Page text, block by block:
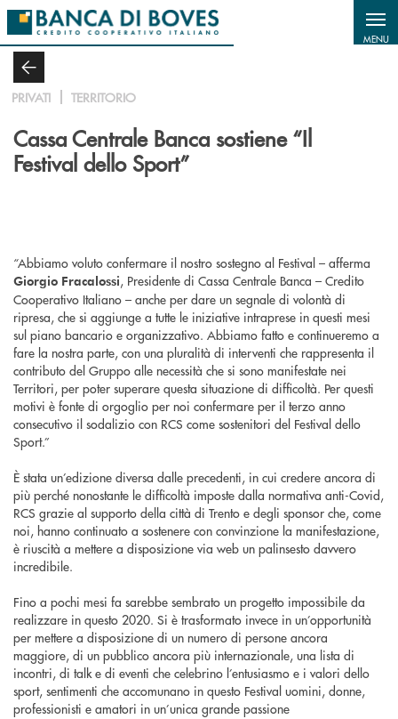
Salta al contenuto principale
MENU
PRIVATI TERRITORIO
Cassa Centrale Banca sostiene “Il
Festival dello Sport”
“Abbiamo voluto confermare il nostro sostegno al Festival – afferma
Giorgio Fracalossi, Presidente di Cassa Centrale Banca – Credito
Cooperativo Italiano – anche per dare un segnale di volontà di
ripresa, che si aggiunge a tutte le iniziative intraprese in questi mesi
sul piano bancario e organizzativo. Abbiamo fatto e continueremo a
fare la nostra parte, con una pluralità di interventi che rappresenta il
contributo del Gruppo alle necessità che si sono manifestate nei
Territori, per poter superare questa situazione di difficoltà. Per questi
motivi è fonte di orgoglio per noi confermare per il terzo anno
consecutivo il sodalizio con RCS come sostenitori del Festival dello
Sport.”
È stata un’edizione diversa dalle precedenti, in cui credere ancora di
più perché nonostante le difficoltà imposte dalla normativa anti-Covid,
RCS grazie al supporto della città di Trento e degli sponsor che, come
noi, hanno continuato a sostenere con convinzione la manifestazione,
è riuscità a mettere a disposizione via web un palinsesto davvero
incredibile.
Fino a pochi mesi fa sarebbe sembrato un progetto impossibile da
realizzare in questo 2020. Si è trasformato invece in un’opportunità
per mettere a disposizione di un numero di persone ancora
maggiore, di un pubblico ancora più internazionale, una lista di
incontri, di talk e di eventi che celebrino l’entusiasmo e i valori dello
sport, sentimenti che accomunano in questo Festival uomini, donne,
professionisti e amatori in un’unica grande passione